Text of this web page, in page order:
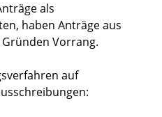
als
haben Anträge aus
Vorrang.
auf